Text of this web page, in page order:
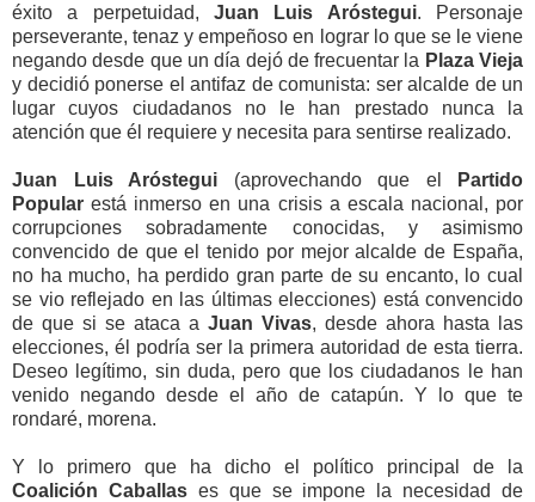
éxito a perpetuidad, Juan Luis Aróstegui. Personaje
perseverante, tenaz y empeñoso en lograr lo que se le viene
negando desde que un día dejó de frecuentar la Plaza Vieja
y decidió ponerse el antifaz de comunista: ser alcalde de un
lugar cuyos ciudadanos no le han prestado nunca la
atención que él requiere y necesita para sentirse realizado.
Juan Luis Aróstegui (aprovechando que el
Partido
Popular está inmerso en una crisis a escala nacional, por
corrupciones sobradamente conocidas, y asimismo
convencido de que el tenido por mejor alcalde de España,
no ha mucho, ha perdido gran parte de su encanto, lo cual
se vio reflejado en las últimas elecciones) está convencido
de que si se ataca a Juan Vivas, desde ahora hasta las
elecciones, él podría ser la primera autoridad de esta tierra.
Deseo legítimo, sin duda, pero que los ciudadanos le han
venido negando desde el año de catapún. Y lo que te
rondaré, morena.
Y lo primero que ha dicho el político principal de la
Coalición Caballases que se impone la necesidad de